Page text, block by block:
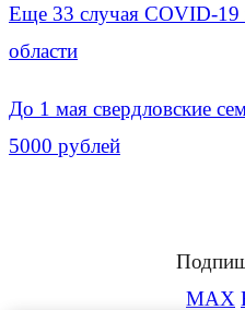
Еще 33 случая COVID-19
области
До 1 мая свердловские
5000 рублей
MAX